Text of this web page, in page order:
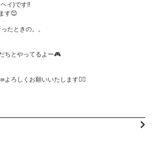
イ)です‼️
す😊
たときの。。
ちとやってるよー🎮
よろしくお願いいたします🙇‍♀️